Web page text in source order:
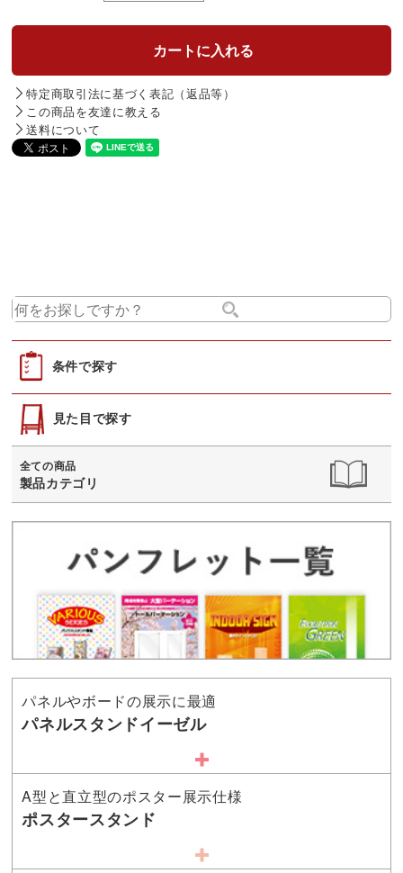
特定商取引法に基づく表記（返品等）
この商品を友達に教える
送料について
条件で探す
見た目で探す
全ての商品
製品カテゴリ
パネルやボードの展示に最適
パネルスタンドイーゼル
A型と直立型のポスター展示仕様
ポスタースタンド